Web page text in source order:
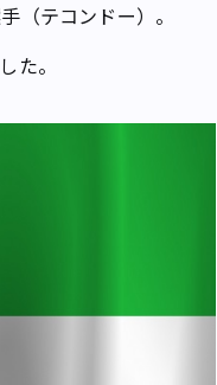
（テコンドー）。
た。